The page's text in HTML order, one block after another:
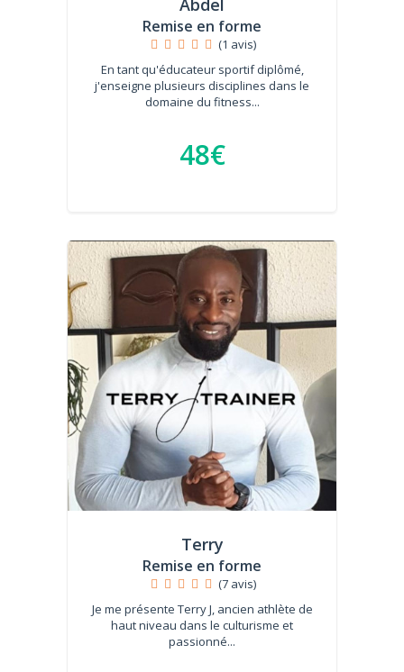
Remise en forme
(1 avis)
En tant qu'éducateur sportif diplômé,
j'enseigne plusieurs disciplines dans le
domaine du fitness...
48€
Terry
Remise en forme
(7 avis)
Je me présente Terry J, ancien athlète de
haut niveau dans le culturisme et
passionné...